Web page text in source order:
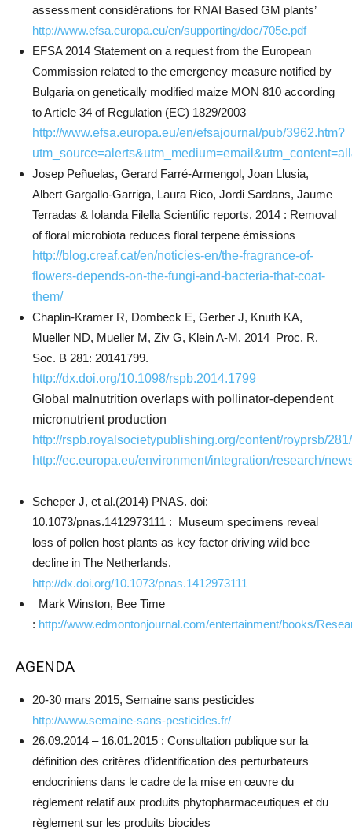
assessment considérations for RNAI Based GM plants’
http://www.efsa.europa.eu/en/supporting/doc/705e.pdf
EFSA 2014 Statement on a request from the European
Commission related to the emergency measure notified by
Bulgaria on genetically modified maize MON 810 according
to Article 34 of Regulation (EC) 1829/2003
http://www.efsa.europa.eu/en/efsajournal/pub/3962.htm?
Josep Peñuelas, Gerard Farré-Armengol, Joan Llusia,
Albert Gargallo-Garriga, Laura Rico, Jordi Sardans, Jaume
Terradas & Iolanda Filella Scientific reports, 2014 : Removal
of floral microbiota reduces floral terpene émissions
http://blog.creaf.cat/en/noticies-en/the-fragrance-of-
flowers-depends-on-the-fungi-and-bacteria-that-coat-
them/
Chaplin-Kramer R, Dombeck E, Gerber J, Knuth KA,
Mueller ND, Mueller M, Ziv G, Klein A-M. 2014 Proc. R.
Soc. B 281: 20141799.
http://dx.doi.org/10.1098/rspb.2014.1799
Global malnutrition overlaps with pollinator-dependent
micronutrient production
http://rspb.royalsocietypublishing.org/content/royprsb/
http://ec.europa.eu/environment/integration/research/
Scheper J, et al.(2014) PNAS. doi:
10.1073/pnas.1412973111 : Museum specimens reveal
loss of pollen host plants as key factor driving wild bee
decline in The Netherlands.
http://dx.doi.org/10.1073/pnas.1412973111
Mark Winston, Bee Time
: http://www.edmontonjournal.com/entertainment/books/
AGENDA
20-30 mars 2015, Semaine sans pesticides
http://www.semaine-sans-pesticides.fr/
26.09.2014 – 16.01.2015 : Consultation publique sur la
définition des critères d’identification des perturbateurs
endocriniens dans le cadre de la mise en œuvre du
règlement relatif aux produits phytopharmaceutiques et du
règlement sur les produits biocides